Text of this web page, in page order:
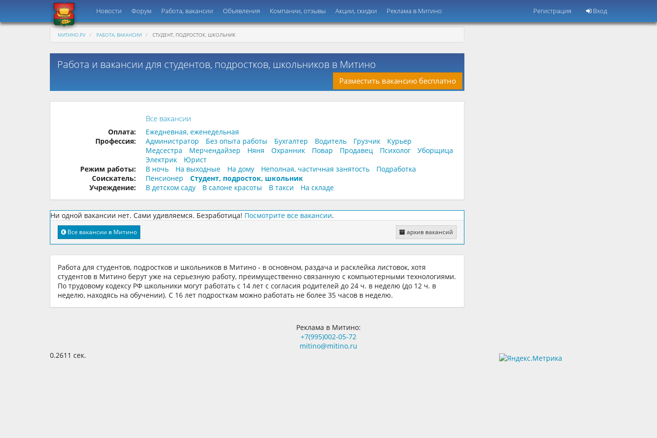
Регистрация Вход
Новости Форум Работа, вакансии Объявления Компании, отзывы Акции, скидки Реклама в Митино
МИТИНО.РУ РАБОТА, ВАКАНСИИ СТУДЕНТ, ПОДРОСТОК, ШКОЛЬНИК
Работа и вакансии для студентов, подростков, школьников в Митино
Разместить вакансию бесплатно
Все вакансии
Оплата:
Ежедневная, еженедельная
Профессия:
Администратор Без опыта работы Бухгалтер Водитель Грузчик
Курьер
Медсестра
Мерчендайзер Няня Охранник Повар Продавец Психолог
Уборщица
Электрик
Юрист
Режим работы:
В ночь На выходные На дому Неполная, частичная занятость
Подработка
Соискатель:
Пенсионер
Студент, подросток, школьник
Учреждение:
В детском саду В салоне красоты В такси На складе
Ни одной вакансии нет. Сами удивляемся. Безработица! Посмотрите все вакансии.
архив вакансий
Все вакансии в Митино
Работа для студентов, подростков и школьников в Митино - в основном, раздача и расклейка листовок, хотя
студентов в Митино берут уже на серьезную работу, преимущественно связанную с компьютерными технологиями.
По трудовому кодексу РФ школьники могут работать с 14 лет с согласия родителей до 24 ч. в неделю (до 12 ч. в
неделю, находясь на обучении). С 16 лет подросткам можно работать не более 35 часов в неделю.
Реклама в Митино:
+7(995)002-05-72
mitino@mitino.ru
0.2611 сек.